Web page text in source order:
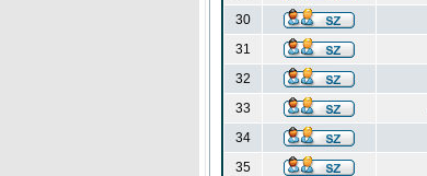
30
31
32
33
34
35